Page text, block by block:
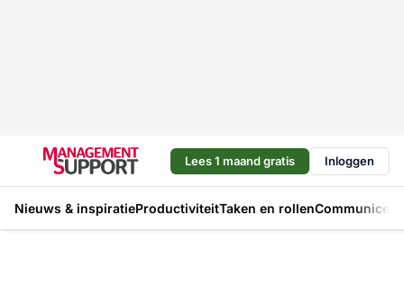
Lees 1 maand gratis Inloggen
Nieuws & inspiratieProductiviteitTaken en rollen